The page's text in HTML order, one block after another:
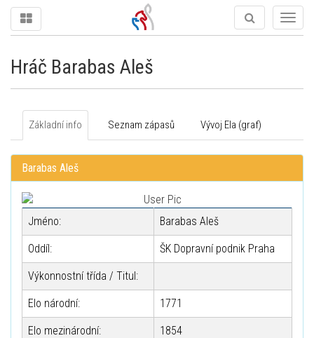
Hráč Barabas Aleš
Základní info Seznam zápasů Vývoj Ela (graf)
Barabas Aleš
Jméno: Barabas Aleš
Oddíl: ŠK Dopravní podnik Praha
Výkonnostní třída / Titul:
Elo národní: 1771
Elo mezinárodní: 1854